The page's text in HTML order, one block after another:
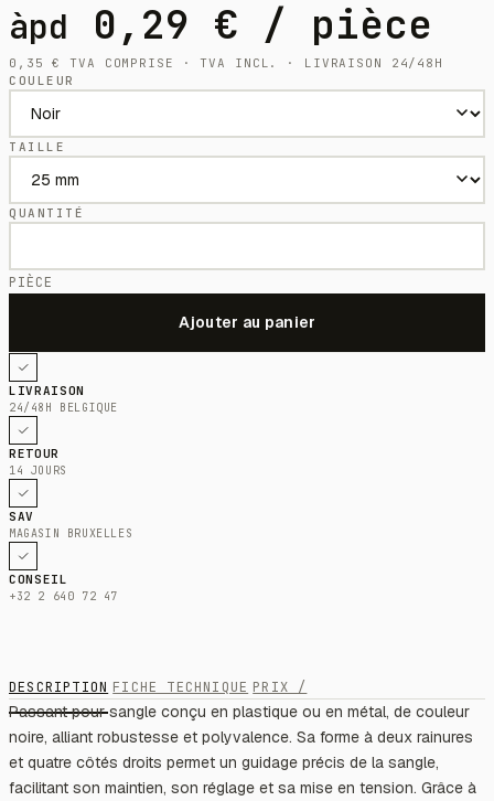
àpd 0,29 € / pièce
0,35€
TVA COMPRISE · TVA INCL. · LIVRAISON 24/48H
COULEUR
TAILLE
QUANTITÉ
PIÈCE
LIVRAISON
24/48H BELGIQUE
RETOUR
14 JOURS
SAV
MAGASIN BRUXELLES
CONSEIL
+32 2 640 72 47
DESCRIPTION FICHE TECHNIQUE PRIX /
Passant pour sangle conçu en plastique ou en métal, de couleur
noire, alliant robustesse et polyvalence. Sa forme à deux rainures
et quatre côtés droits permet un guidage précis de la sangle,
facilitant son maintien, son réglage et sa mise en tension. Grâce à